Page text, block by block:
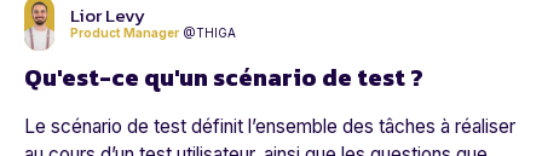
Lior Levy
Product Manager @THIGA
Qu'est-ce qu'un scénario de test ?
Le scénario de test définit l’ensemble des tâches à réaliser